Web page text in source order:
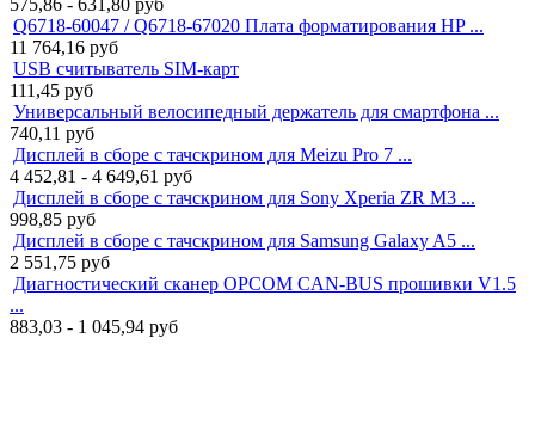
Q6718-60047 / Q6718-67020 Плата форматирования HP ...
11 764,16 руб
USB считыватель SIM-карт
111,45 руб
Универсальный велосипедный держатель для смартфона ...
740,11 руб
Дисплей в сборе с тачскрином для Meizu Pro 7 ...
4 452,81 - 4 649,61 руб
Дисплей в сборе с тачскрином для Sony Xperia ZR M3 ...
998,85 руб
Дисплей в сборе с тачскрином для Samsung Galaxy A5 ...
2 551,75 руб
Диагностический сканер OPCOM CAN-BUS прошивки V1.5
...
883,03 - 1 045,94 руб